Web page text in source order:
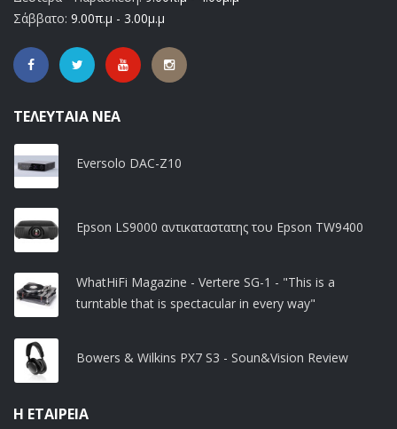
Σάββατο: 9.00π.μ - 3.00μ.μ
ΤΕΛΕΥΤΑΊΑ ΝΈΑ
Eversolo DAC-Z10
Epson LS9000 αντικαταστατης του Epson TW9400
WhatHiFi Magazine - Vertere SG-1 - "This is a
turntable that is spectacular in every way"
Bowers & Wilkins PX7 S3 - Soun&Vision Review
Η ΕΤΑΙΡΕΊΑ